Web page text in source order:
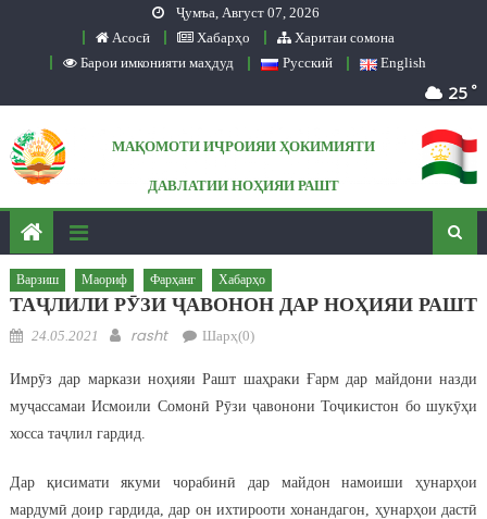
Ҷумъа, Август 07, 2026
Асосӣ
Хабарҳо
Харитаи сомона
Барои имконияти маҳдуд
Русский English
25 °
МАҚОМОТИ ИҶРОИЯИ ҲОКИМИЯТИ
ДАВЛАТИИ НОҲИЯИ РАШТ
Варзиш Маориф Фарҳанг Хабарҳо
ТАҶЛИЛИ РӮЗИ ҶАВОНОН ДАР НОҲИЯИ РАШТ
Posted on
24.05.2021 Author
rasht Шарҳ(0)
Имрӯз дар маркази ноҳияи Рашт шаҳраки Ғарм дар майдони назди
муҷассамаи Исмоили Сомонӣ Рӯзи ҷавонони Тоҷикистон бо шукӯҳи
хосса таҷлил гардид.
Дар қисимати якуми чорабинӣ дар майдон намоиши ҳунарҳои
мардумӣ доир гардида, дар он ихтирооти хонандагон, ҳунарҳои дастӣ